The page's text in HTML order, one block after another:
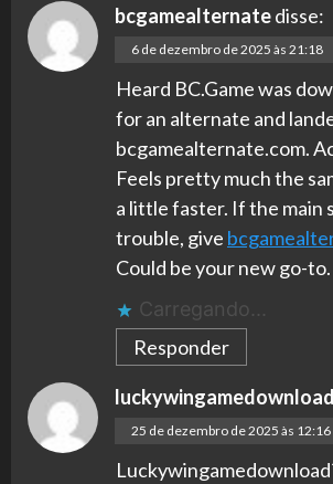
bcgamealternatedisse:
6 de dezembro de 2025 às 21:18
Heard BC.Game was
for an alternate and
bcgamealternate.com.
Feels pretty much the
a little faster. If the main
trouble, give
Could be your new go-to.
Carregando...
Responder
luckywingamedownload
25 de dezembro de 2025 às 12:16